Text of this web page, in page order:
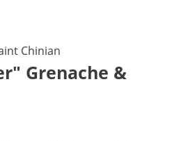
Chinian
Grenache &